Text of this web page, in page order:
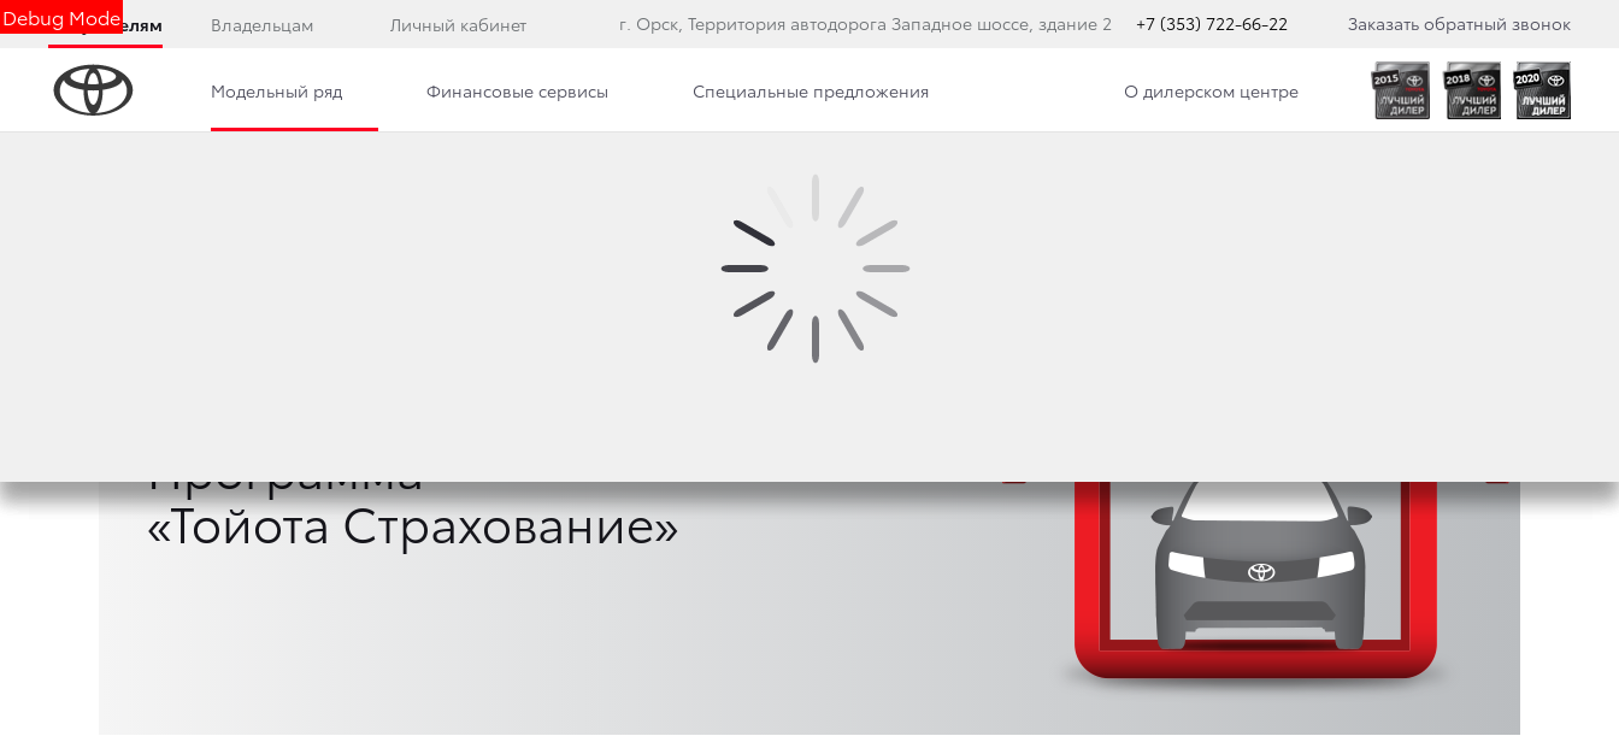
Debug Mode
Покупателям Владельцам Личный кабинет г. Орск, Территория автодорога Западное шоссе, здание 2 +7 (353) 722-66-22 Заказать обратный звонок
Модельный ряд Финансовые сервисы Специальные предложения О дилерском центре
Программа
«Тойота Страхование»